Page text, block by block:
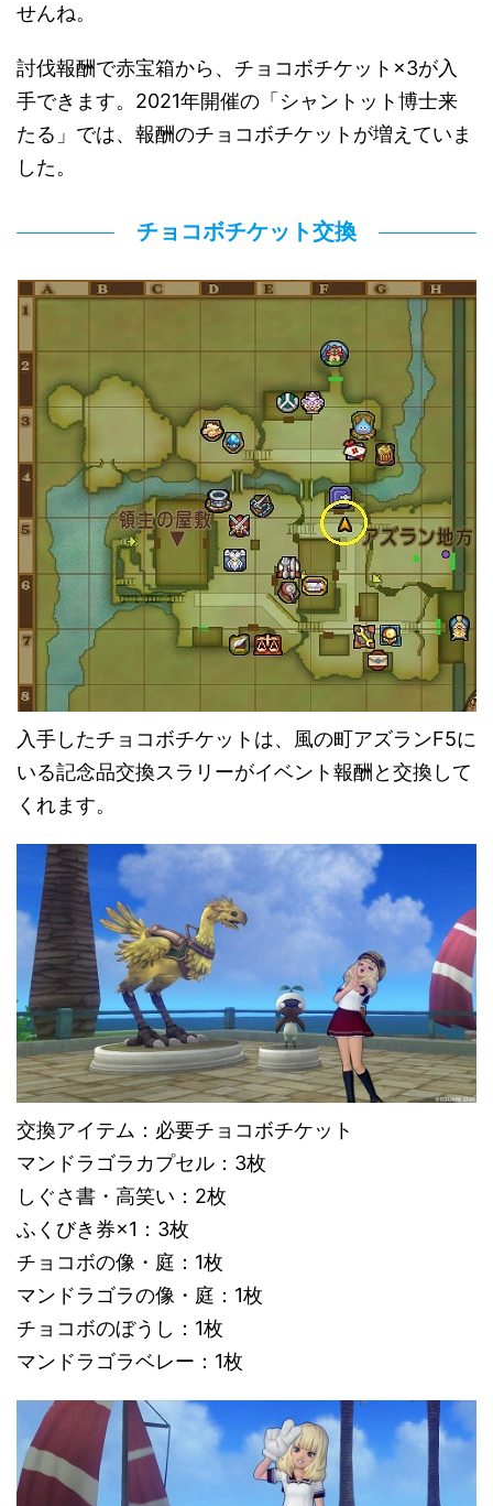
せんね。
討伐報酬で赤宝箱から、チョコボチケット×3が入
手できます。2021年開催の「シャントット博士来
たる」では、報酬のチョコボチケットが増えていま
した。
チョコボチケット交換
入手したチョコボチケットは、風の町アズランF5に
いる記念品交換スラリーがイベント報酬と交換して
くれます。
交換アイテム：必要チョコボチケット
マンドラゴラカプセル：3枚
しぐさ書・高笑い：2枚
ふくびき券×1：3枚
チョコボの像・庭：1枚
マンドラゴラの像・庭：1枚
チョコボのぼうし：1枚
マンドラゴラベレー：1枚